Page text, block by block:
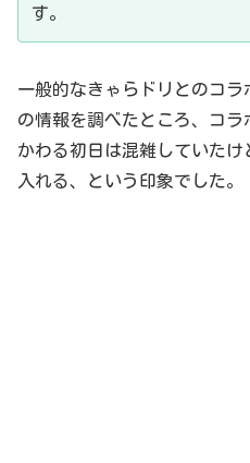
す。
一般的なきゃらドリとのコ
の情報を調べたところ、コ
かわる初日は混雑していた
入れる、という印象でした。